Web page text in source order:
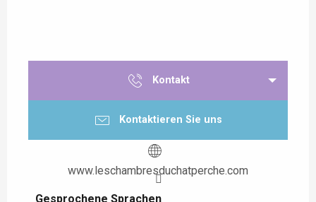
Kontakt
Kontaktieren Sie uns
www.leschambresduchatperche.com
Gesprochene Sprachen
Gesprochene Sprachen